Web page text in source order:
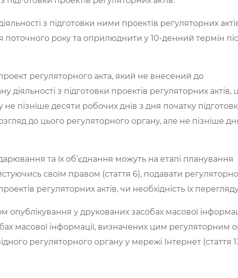
з підготовки ними проектів регуляторних
поточного року та оприлюднити у 10-денний термін
регуляторного акта, який не внесений до
з підготовки проектів регуляторних актів,
пізніше десяти робочих днів з дня початку
до цього регуляторного органу, але не пізніше
та їх об’єднання можуть на етапі планування
своїм правом (стаття 6), подавати
регуляторних актів, чи необхідність їх
у друкованих засобах масової
масової інформації, визначених цим регуляторним
регуляторного органу у мережі Інтернет (стаття